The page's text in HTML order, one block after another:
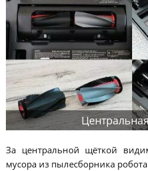
За центральной щёткой
мусора из пылесборника